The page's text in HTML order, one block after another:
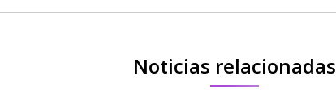
Noticias relacionadas